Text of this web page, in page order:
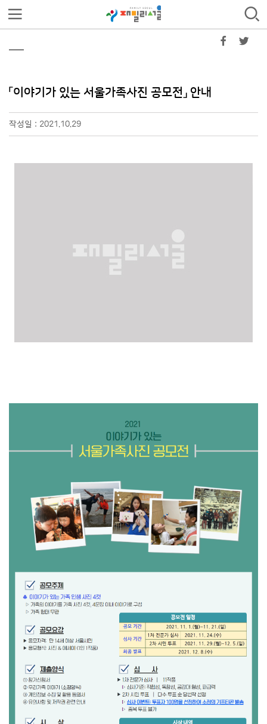
「이야기가 있는 서울가족사진 공모전」 안내
작성일 : 2021.10.29